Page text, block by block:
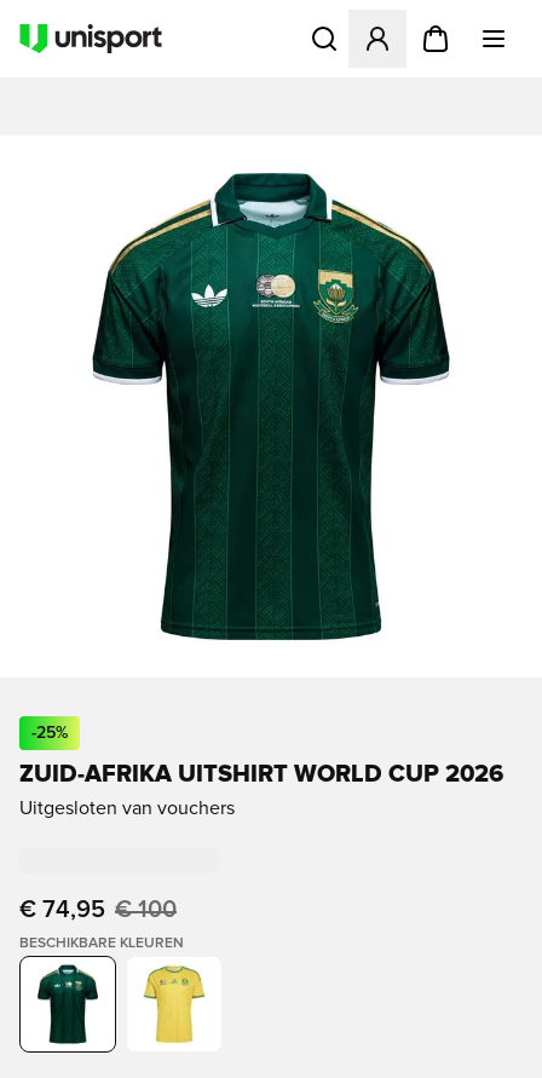
Opent een venster om in
-25%
ZUID-AFRIKA UITSHIRT WORLD CUP 2026
Uitgesloten van vouchers
€ 74,95 € 100
BESCHIKBARE KLEUREN